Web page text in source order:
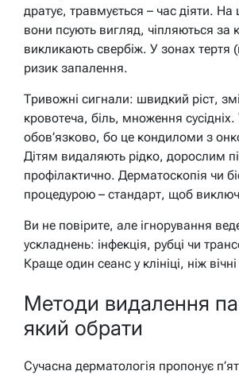
дратує, травмується – час діяти. На
вони псують вигляд, чіпляються за
викликають свербіж. У зонах тертя
ризик запалення.
Тривожні сигнали: швидкий ріст,
кровотеча, біль, множення сусідніх.
обов’язково, бо це кондиломи з
Дітям видаляють рідко, дорослим
профілактично. Дерматоскопія чи
процедурою – стандарт, щоб
Ви не повірите, але ігнорування
ускладнень: інфекція, рубці чи
Краще один сеанс у клініці, ніж
Методи видалення
який обрати
Сучасна дерматологія пропонує